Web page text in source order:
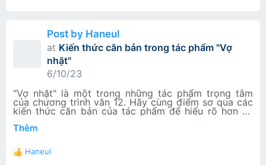
Post by Haneul
at Kiến thức căn bản trong tác phẩm "Vợ
nhặt"
6/10/23
"Vợ nhặt" là một trong những tác phẩm trọng tâm
của chương trình văn 12. Hãy cùng điểm sơ qua các
kiến thức căn bản của tác phẩm để hiểu rõ hơn về
- Kim Lân là cây bút chuyên viết truyện ngắn. Ông có
những trang viết đặc sắc về phong tục và đời sống
3. Nội dung:
- Truyện tái hiện tình cảnh thê thảm của nhân dân
Thêm
R
Haneul